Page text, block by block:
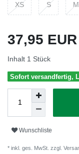
XS S M
37,95 EUR
Inhalt 1 Stück
Sofort versandfertig,
Wunschliste
* inkl. ges. MwSt. zzgl.